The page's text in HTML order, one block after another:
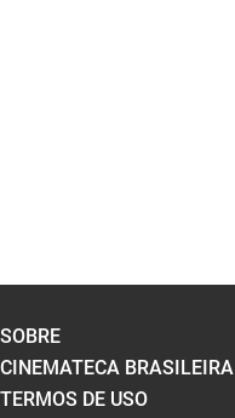
SOBRE
CINEMATECA BRASILEIRA
TERMOS DE USO